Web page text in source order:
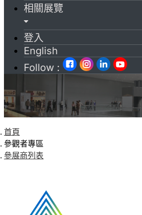
相關展覽
登入
English
Follow :
首頁
參觀者專區
參展商列表